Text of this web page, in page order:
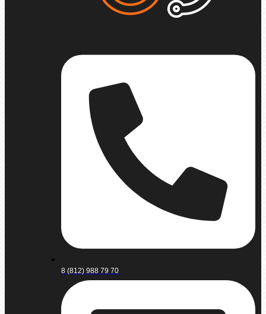
8 (812) 988 79 70